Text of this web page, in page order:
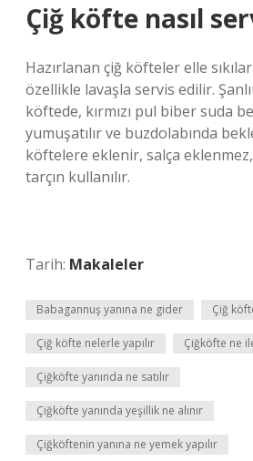
Çiğ köfte nasıl
Hazırlanan çiğ köfteler elle
özellikle lavaşla servis edilir.
köftede, kırmızı pul biber suda
yumuşatılır ve buzdolabında
köftelere eklenir, salça
tarçın kullanılır.
Tarih: Makaleler
Babagannuş yanına ne gider Çiğ
Çiğ köfte nelerle yapılır Çiğköfte ne
Çiğköfte yanında ne satılır
Çiğköfte yanında yeşillik ne alınır
Çiğköftenin yanına ne yemek yapılır